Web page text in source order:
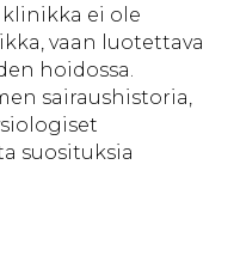
ei ole
vaan luotettava
hoidossa.
sairaushistoria,
suosituksia